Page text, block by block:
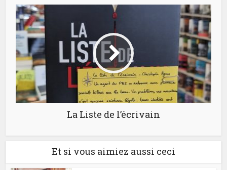
La Liste de l’écrivain
Et si vous aimiez aussi ceci